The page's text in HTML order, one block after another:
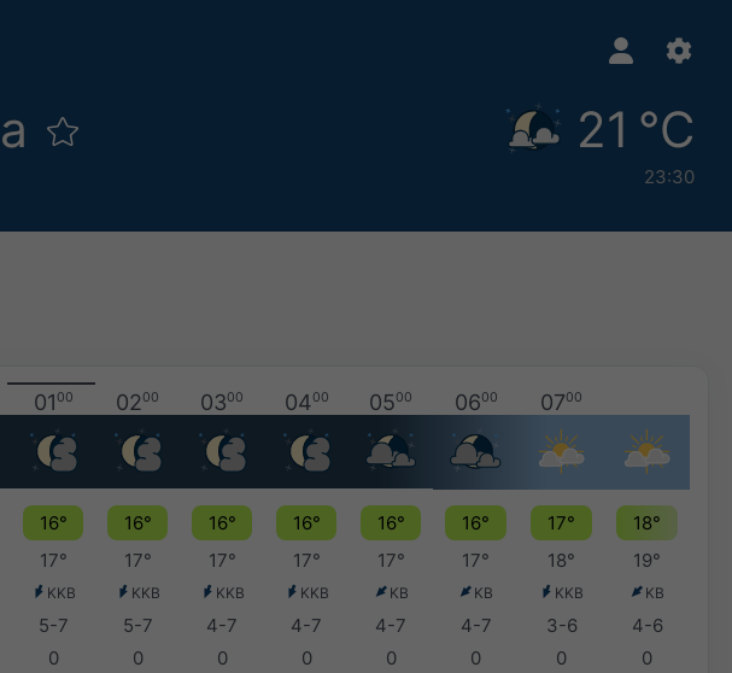
21 °C
23:30
0100 0200 0300 0400 0500 0600 0700
16° 16° 16° 16° 16° 16° 17°
18°
17° 17° 17° 17° 17° 17° 18° 19°
KKB KKB KKB KKB KB KB KKB KB
5-7 5-7 4-7 4-7 4-7 4-7 3-6
4-6
0 0 0 0 0 0 0
0